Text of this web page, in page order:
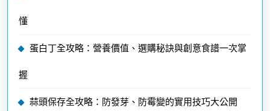
懂
蛋白丁全攻略：營養價值、選購秘訣與創意食譜一次掌
握
蒜頭保存全攻略：防發芽、防霉變的實用技巧大公開